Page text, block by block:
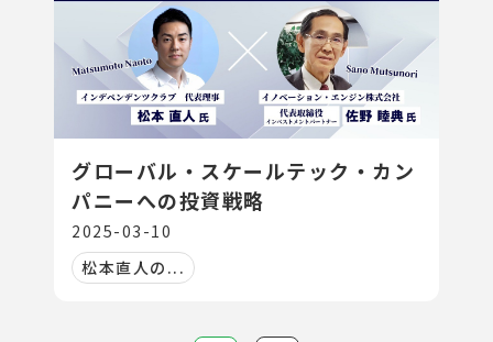
グローバル・スケールテック・カン
パニーへの投資戦略
2025-03-10
松本直人の...